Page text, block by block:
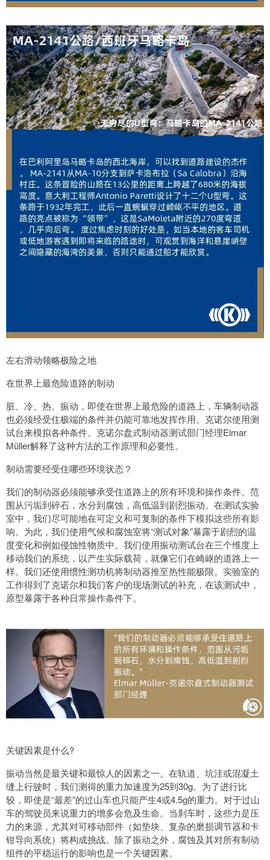
左右滑动领略极险之地
在世界上最危险道路的制动
脏、冷、热、振动，即使在世界上最危险的道路上，车辆制动器
也必须经受住极端的条件并仍能可靠地发挥作用。克诺尔使用测
试台来模拟各种条件。克诺尔盘式制动器测试部门经理Elmar
Müller解释了这种方法的工作原理和必要性。
制动需要经受住哪些环境状态？
我们的制动器必须能够承受住道路上的所有环境和操作条件。范
围从污垢到碎石，水分到腐蚀，高低温到剧烈振动。在测试实验
室中，我们尽可能地在可定义和可复制的条件下模拟这些所有影
响。为此，我们使用气候和腐蚀室将“测试对象”暴露于剧烈的温
度变化和例如侵蚀性物质中。我们使用振动测试台在三个维度上
移动我们的系统，以产生实际载荷，就像它们在崎岖的道路上一
样。我们还使用惯性测功机将制动器推至热性能极限。实验室的
工作得到了克诺尔和我们客户的现场测试的补充，在该测试中，
原型暴露于各种日常操作条件下。
关键因素是什么?
振动当然是最关键和最惊人的因素之一。在轨道、坑洼或混凝土
缝上行驶时，我们测得的重力加速度为25到30g。为了进行比
较，即使是“最差”的过山车也只能产生4或4.5g的重力。对于过山
车的驾驶员来说重力的增多会危及生命。当刹车时，这些力是压
力的来源，尤其对可移动部件（如垫块、复杂的磨损调节器和卡
钳导向系统）将构成挑战。除了振动之外，腐蚀及其对所有制动
组件的平稳运行的影响也是一个关键因素。